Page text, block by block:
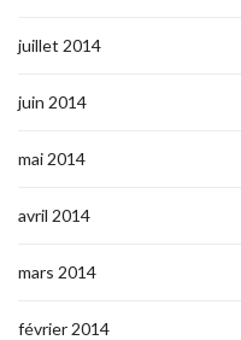
juillet 2014
juin 2014
mai 2014
avril 2014
mars 2014
février 2014